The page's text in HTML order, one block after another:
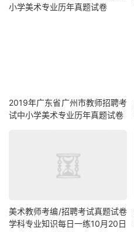
小学美术专业历年真题试卷
2019年广东省广州市教师招聘考
试中小学美术专业历年真题试卷
美术教师考编/招聘考试真题试卷
学科专业知识每日一练10月20日